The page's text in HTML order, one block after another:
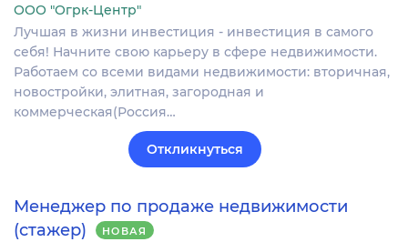
ООО "Огрк-Центр"
Лучшая в жизни инвестиция - инвестиция в самого
себя! Начните свою карьеру в сфере недвижимости.
Работаем со всеми видами недвижимости: вторичная,
новостройки, элитная, загородная и
коммерческая(Россия…
Откликнуться
Менеджер по продаже недвижимости
(стажер)
НОВАЯ